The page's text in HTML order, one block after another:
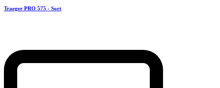
Traeger PRO 575 - Sort